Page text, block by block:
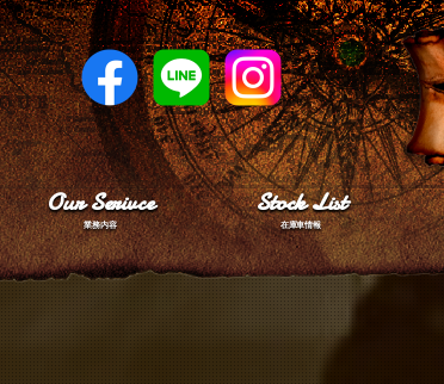
Our Serivce
業務内容
Stock List
在庫車情報